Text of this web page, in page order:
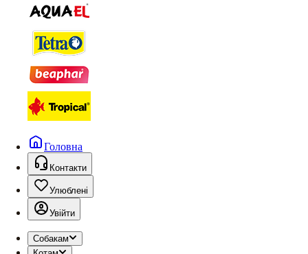
Головна
Контакти
Улюблені
Увійти
Собакам